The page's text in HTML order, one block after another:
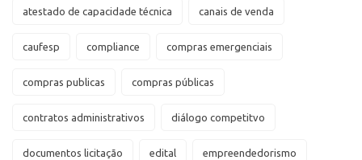
atestado de capacidade técnica canais de venda
caufesp compliance compras emergenciais
compras publicas compras públicas
contratos administrativos diálogo competitvo
documentos licitação edital empreendedorismo